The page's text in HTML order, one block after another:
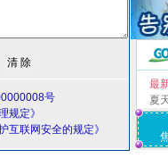
号
规定》
互联网安全的规定》
最
夏